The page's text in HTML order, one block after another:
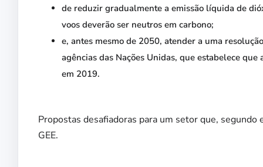
de reduzir gradualmente a emissão líquida de
voos deverão ser neutros em carbono;
e, antes mesmo de 2050, atender a uma
agências das Nações Unidas, que estabelece
em 2019.
Propostas desafiadoras para um setor que,
GEE.